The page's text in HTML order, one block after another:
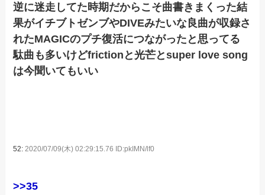
逆に迷走してた時期だからこそ曲書きまくった結
果がイチブトゼンブやDIVEみたいな良曲が収録さ
れたMAGICのプチ復活につながったと思ってる
駄曲も多いけどfrictionと光芒とsuper love song
は今聞いてもいい
52: 2020/07/09(木) 02:29:15.76 ID:pkIMN/lf0
>>35